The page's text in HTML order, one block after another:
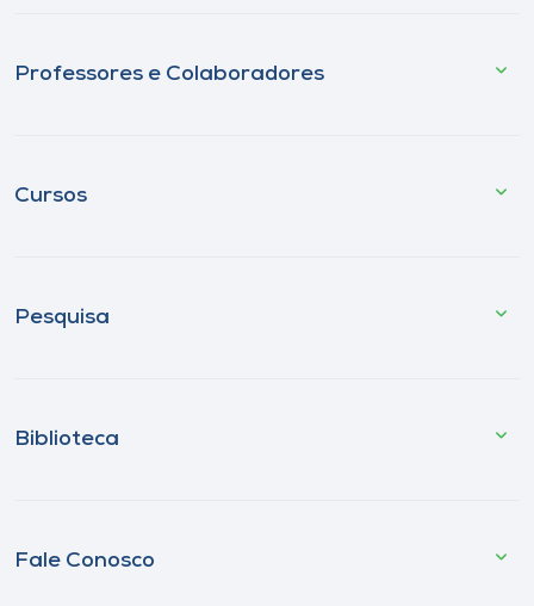
Professores e Colaboradores
Cursos
Pesquisa
Biblioteca
Fale Conosco